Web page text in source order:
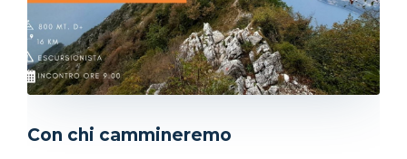
Con chi cammineremo